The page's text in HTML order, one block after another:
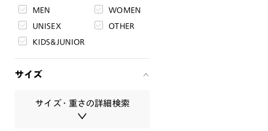
MEN WOMEN
UNISEX OTHER
KIDS&JUNIOR
サイズ
サイズ・重さの詳細検索